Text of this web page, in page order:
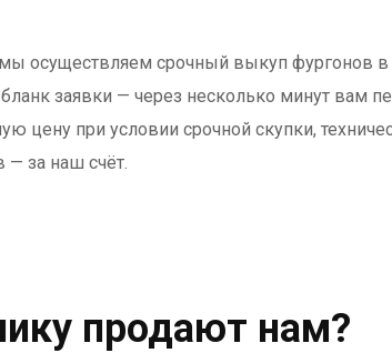
осуществляем срочный выкуп фургонов в
заявки — через несколько минут вам
при условии срочной скупки,
— за наш счёт.
продают нам?